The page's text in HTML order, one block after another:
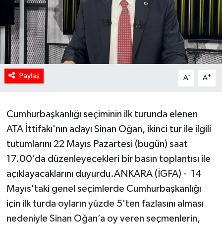
Paylaş A- A+
Cumhurbaşkanlığı seçiminin ilk turunda elenen
ATA İttifakı'nın adayı Sinan Oğan, ikinci tur ile ilgili
tutumlarını 22 Mayıs Pazartesi (bugün) saat
17.00’da düzenleyecekleri bir basın toplantısı ile
açıklayacaklarını duyurdu.ANKARA (İGFA) - 14
Mayıs'taki genel seçimlerde Cumhurbaşkanlığı
için ilk turda oyların yüzde 5'ten fazlasını alması
nedeniyle Sinan Oğan’a oy veren seçmenlerin,
Güncel
HABERDE İNSAN
İlginç
KÜLTÜR SANAT
Oyun
POLİTİKA
RESMİ İLANLAR
SAĞLIK